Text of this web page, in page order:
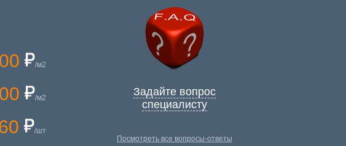
/м2
/м2
/шт
Задайте вопрос
специалисту
Посмотреть все вопросы-ответы